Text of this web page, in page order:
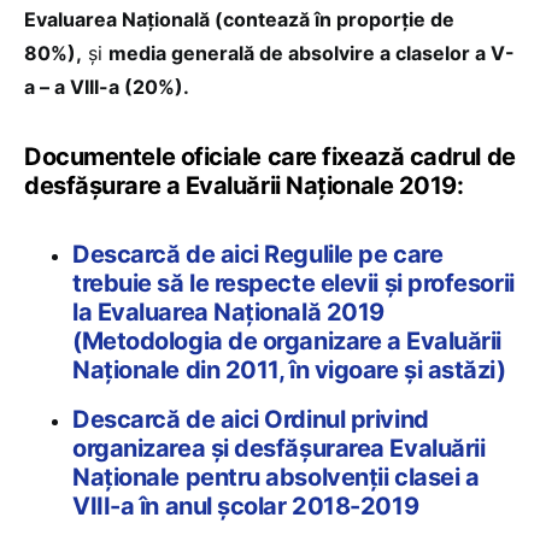
Evaluarea Naţională (contează în proporție de
80%), şi media generală de absolvire a claselor a V-
a – a VIII-a (20%).
Documentele oficiale care fixează cadrul de
desfășurare a Evaluării Naționale 2019:
Descarcă de aici Regulile pe care
trebuie să le respecte elevii și profesorii
la Evaluarea Națională 2019
(Metodologia de organizare a Evaluării
Naționale din 2011, în vigoare și astăzi)
Descarcă de aici Ordinul privind
organizarea și desfășurarea Evaluării
Naționale pentru absolvenții clasei a
VIII-a în anul școlar 2018-2019